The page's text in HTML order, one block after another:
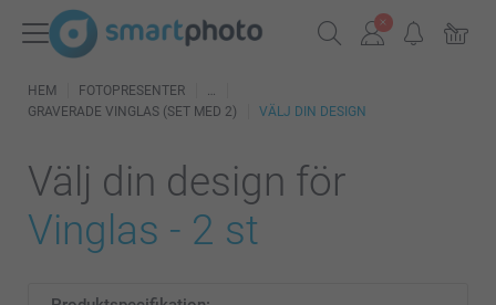
HEM
FOTOPRESENTER
GRAVERADE VINGLAS (SET MED 2)
VÄLJ DIN DESIGN
Välj din design för
Vinglas - 2 st